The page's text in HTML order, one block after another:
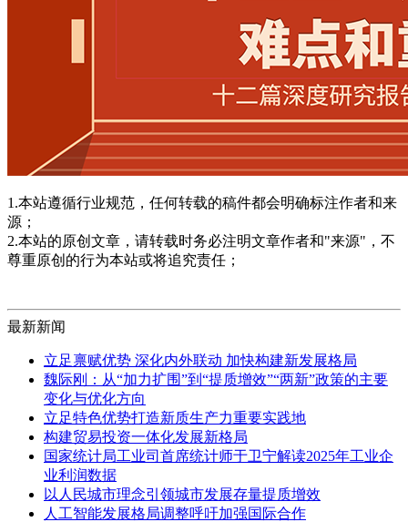
1.本站遵循行业规范，任何转载的稿件都会明确标注作者和来
源；
2.本站的原创文章，请转载时务必注明文章作者和"来源"，不
尊重原创的行为本站或将追究责任；
最新新闻
立足禀赋优势 深化内外联动 加快构建新发展格局
魏际刚：从“加力扩围”到“提质增效”“两新”政策的主要
变化与优化方向
立足特色优势打造新质生产力重要实践地
构建贸易投资一体化发展新格局
国家统计局工业司首席统计师于卫宁解读2025年工业企
业利润数据
以人民城市理念引领城市发展存量提质增效
人工智能发展格局调整呼吁加强国际合作